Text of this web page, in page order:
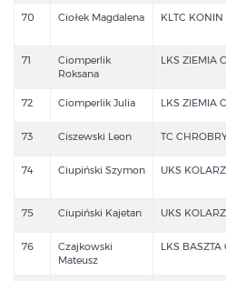
70 Ciołek Magdalena KLTC KONIN
71
Ciomperlik
Roksana
LKS ZIEMIA
72 Ciomperlik Julia LKS ZIEMIA
73 Ciszewski Leon TC
74 Ciupiński Szymon UKS
75 Ciupiński Kajetan UKS
76
Czajkowski
Mateusz
LKS BASZTA